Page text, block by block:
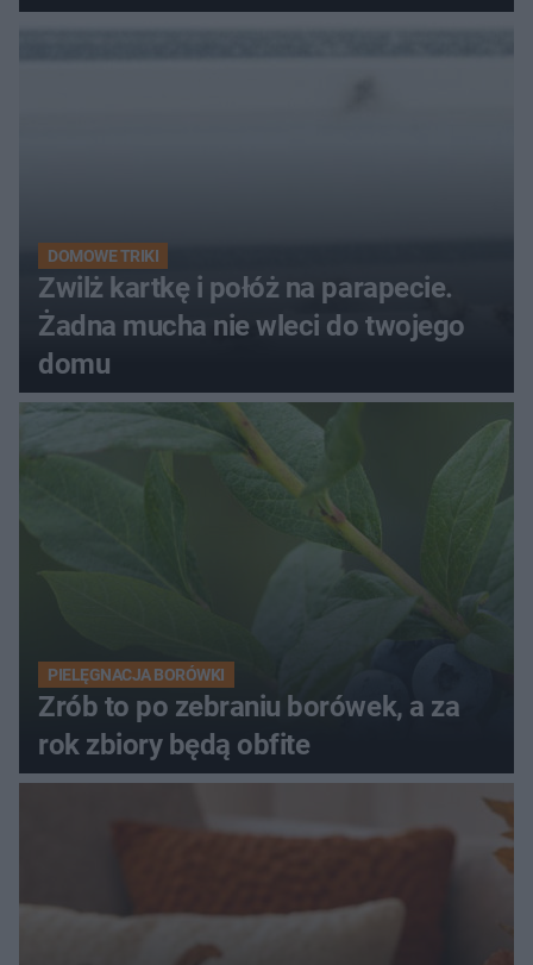
kobiety
DOMOWE TRIKI
Zwilż kartkę i połóż na parapecie.
Żadna mucha nie wleci do twojego
domu
PIELĘGNACJA BORÓWKI
Zrób to po zebraniu borówek, a za
rok zbiory będą obfite